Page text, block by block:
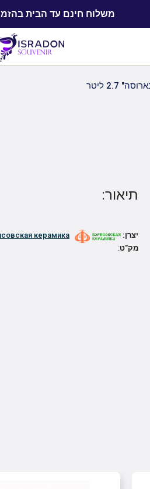
משלוח חינם עד הבית בהזמנה
2.7 ליטר
תיאור:
יצרן:
керамика
מק"ט: